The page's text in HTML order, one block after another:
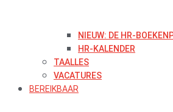
NIEUW: DE HR-
HR-KALENDER
TAALLES
VACATURES
BEREIKBAAR